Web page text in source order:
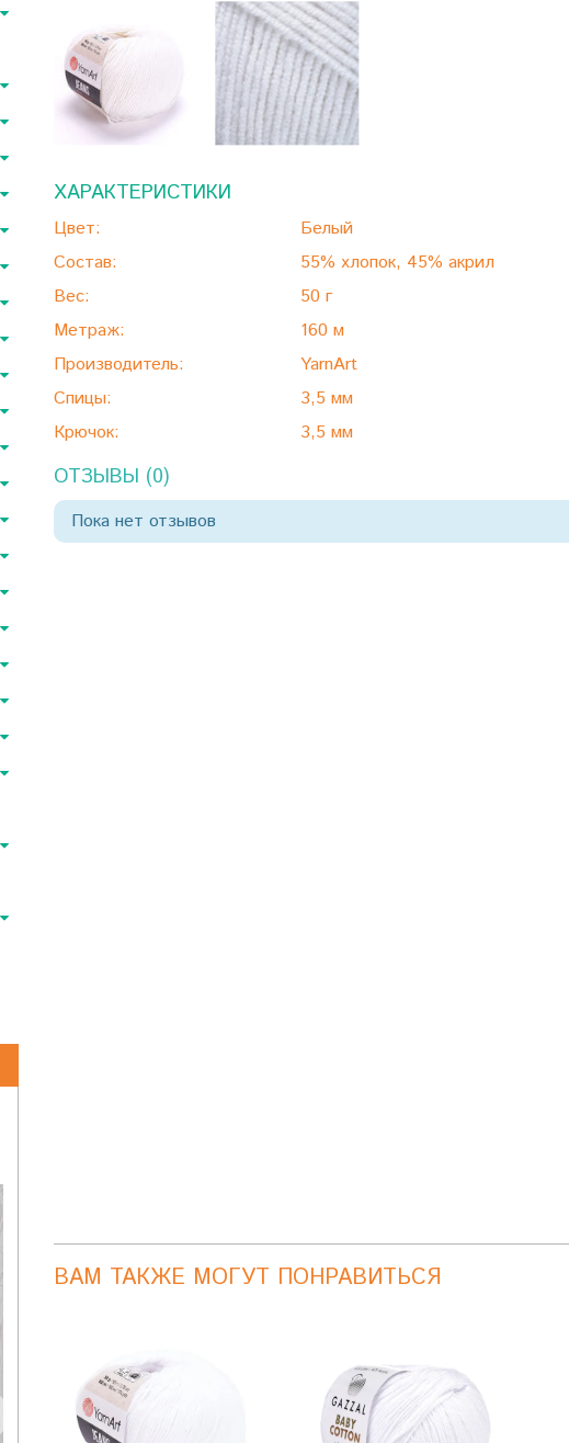
ХАРАКТЕРИСТИКИ
Цвет:
Белый
Состав:
55% хлопок, 45% акрил
Вес:
50 г
Метраж:
160 м
Производитель:
YarnArt
Спицы:
3,5 мм
Крючок:
3,5 мм
ОТЗЫВЫ (0)
Пока нет отзывов
ВАМ ТАКЖЕ МОГУТ ПОНРАВИТЬСЯ